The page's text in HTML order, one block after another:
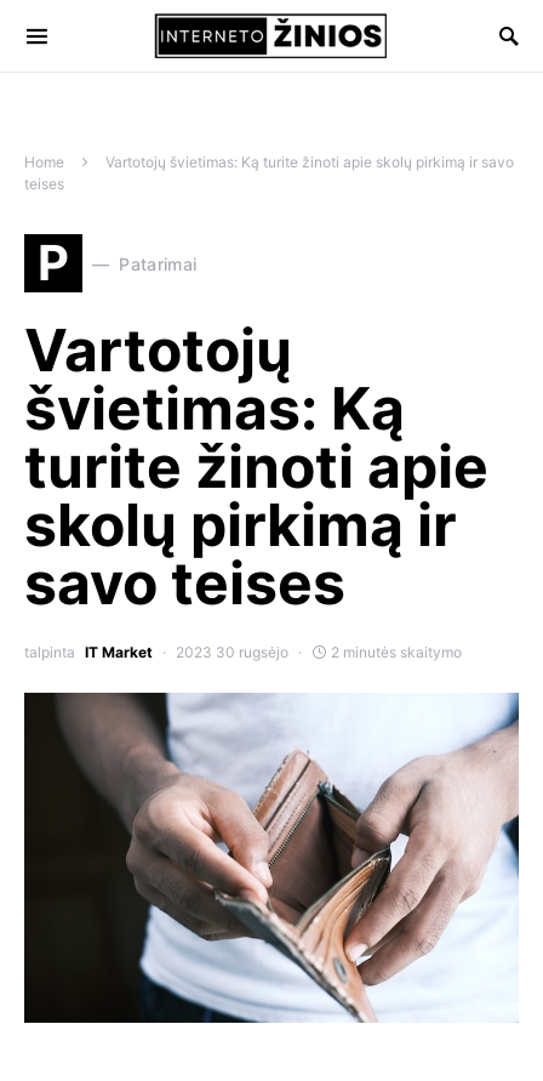
Home
Vartotojų švietimas: Ką turite žinoti apie skolų pirkimą ir savo
teises
P Patarimai
Vartotojų
švietimas: Ką
turite žinoti apie
skolų pirkimą ir
savo teises
talpinta IT Market 2023 30 rugsėjo 2 minutės skaitymo